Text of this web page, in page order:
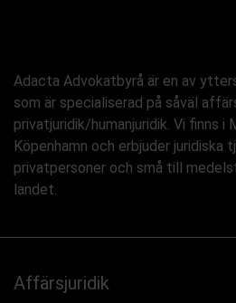
Adacta Advokatbyrå är en av
som är specialiserad på såväl
privatjuridik/humanjuridik. Vi finns i
Köpenhamn och erbjuder juridiska
privatpersoner och små till
landet.
Affärsjuridik